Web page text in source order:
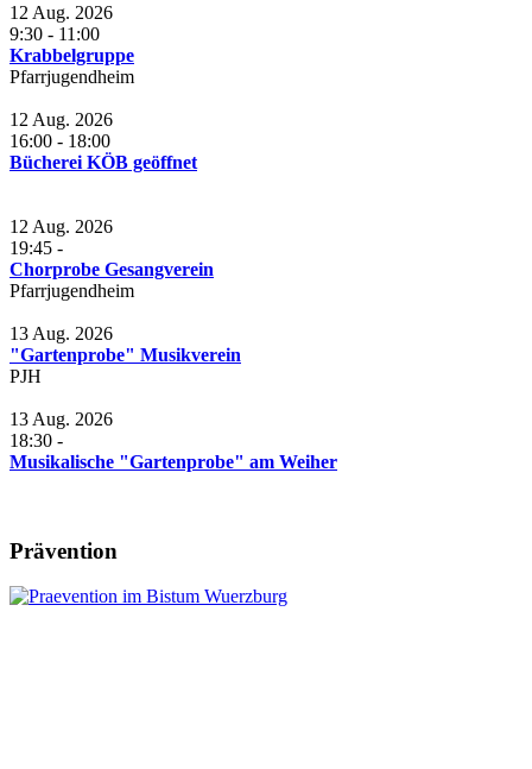
12 Aug. 2026
9:30 - 11:00
Krabbelgruppe
Pfarrjugendheim
12 Aug. 2026
16:00 - 18:00
Bücherei KÖB geöffnet
12 Aug. 2026
19:45 -
Chorprobe Gesangverein
Pfarrjugendheim
13 Aug. 2026
"Gartenprobe" Musikverein
PJH
13 Aug. 2026
18:30 -
Musikalische "Gartenprobe" am Weiher
Prävention